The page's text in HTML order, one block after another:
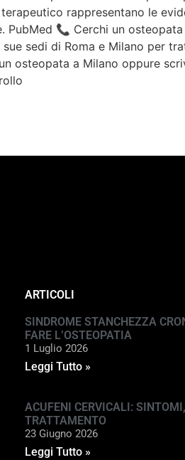
rappresentano le
PubMed 📞 Cerchi un
sedi di Roma e Milano per
osteopata a Milano oppure
ARTICOLI
SINDROME STANCHEZZA
FARE L’OSTEOPATIA
1 Luglio 2026
Leggi Tutto »
ACUFENI CERVICALI:
TRATTAMENTO
23 Giugno 2026
Leggi Tutto »